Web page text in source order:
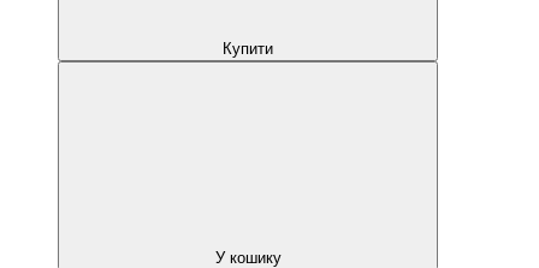
Купити
У кошику